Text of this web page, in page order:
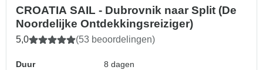
CROATIA SAIL - Dubrovnik naar Split (De
Noordelijke Ontdekkingsreiziger)
5,0 (53 beoordelingen)
Duur
8 dagen